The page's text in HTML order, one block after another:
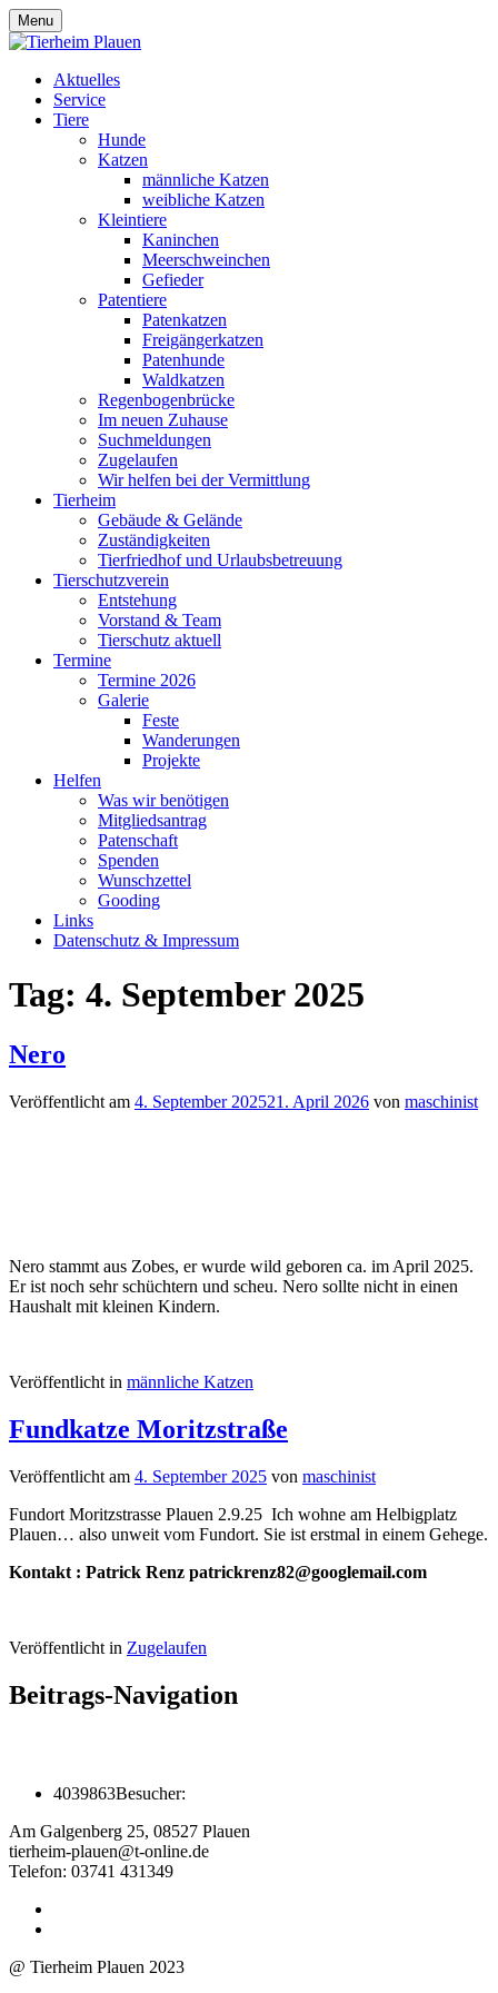
Menu
Aktuelles
Service
Tiere
Hunde
Katzen
männliche Katzen
weibliche Katzen
Kleintiere
Kaninchen
Meerschweinchen
Gefieder
Patentiere
Patenkatzen
Freigängerkatzen
Patenhunde
Waldkatzen
Regenbogenbrücke
Im neuen Zuhause
Suchmeldungen
Zugelaufen
Wir helfen bei der Vermittlung
Tierheim
Gebäude & Gelände
Zuständigkeiten
Tierfriedhof und Urlaubsbetreuung
Tierschutzverein
Entstehung
Vorstand & Team
Tierschutz aktuell
Termine
Termine 2026
Galerie
Feste
Wanderungen
Projekte
Helfen
Was wir benötigen
Mitgliedsantrag
Patenschaft
Spenden
Wunschzettel
Gooding
Links
Datenschutz & Impressum
Tag: 4. September 2025
Nero
Veröffentlicht am 4. September 202521. April 2026 von maschinist
Nero stammt aus Zobes, er wurde wild geboren ca. im April 2025.
Er ist noch sehr schüchtern und scheu. Nero sollte nicht in einen
Haushalt mit kleinen Kindern.
Veröffentlicht in männliche Katzen
Fundkatze Moritzstraße
Veröffentlicht am 4. September 2025 von maschinist
Fundort Moritzstrasse Plauen 2.9.25 Ich wohne am Helbigplatz
Plauen… also unweit vom Fundort. Sie ist erstmal in einem Gehege.
Kontakt : Patrick Renz patrickrenz82@googlemail.com
Veröffentlicht in Zugelaufen
Beitrags-Navigation
4039863Besucher:
Am Galgenberg 25, 08527 Plauen
tierheim-plauen@t-online.de
Telefon: 03741 431349
@ Tierheim Plauen 2023